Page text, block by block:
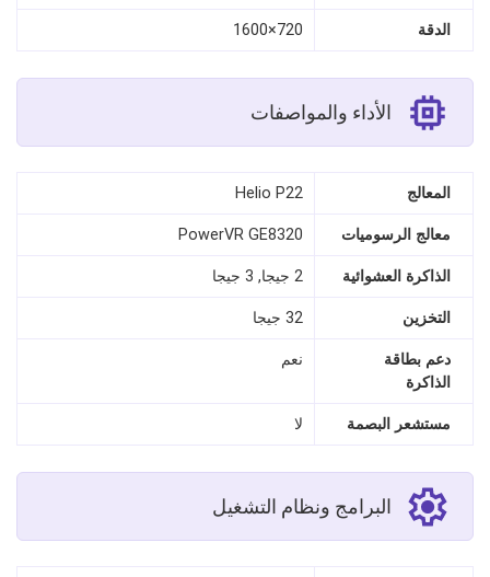
الدقة 720×1600
الأداء والمواصفات
المعالج Helio P22
معالج الرسوميات PowerVR GE8320
الذاكرة العشوائية 2 جيجا, 3 جيجا
التخزين 32 جيجا
دعم بطاقة
الذاكرة
نعم
مستشعر البصمة لا
البرامج ونظام التشغيل